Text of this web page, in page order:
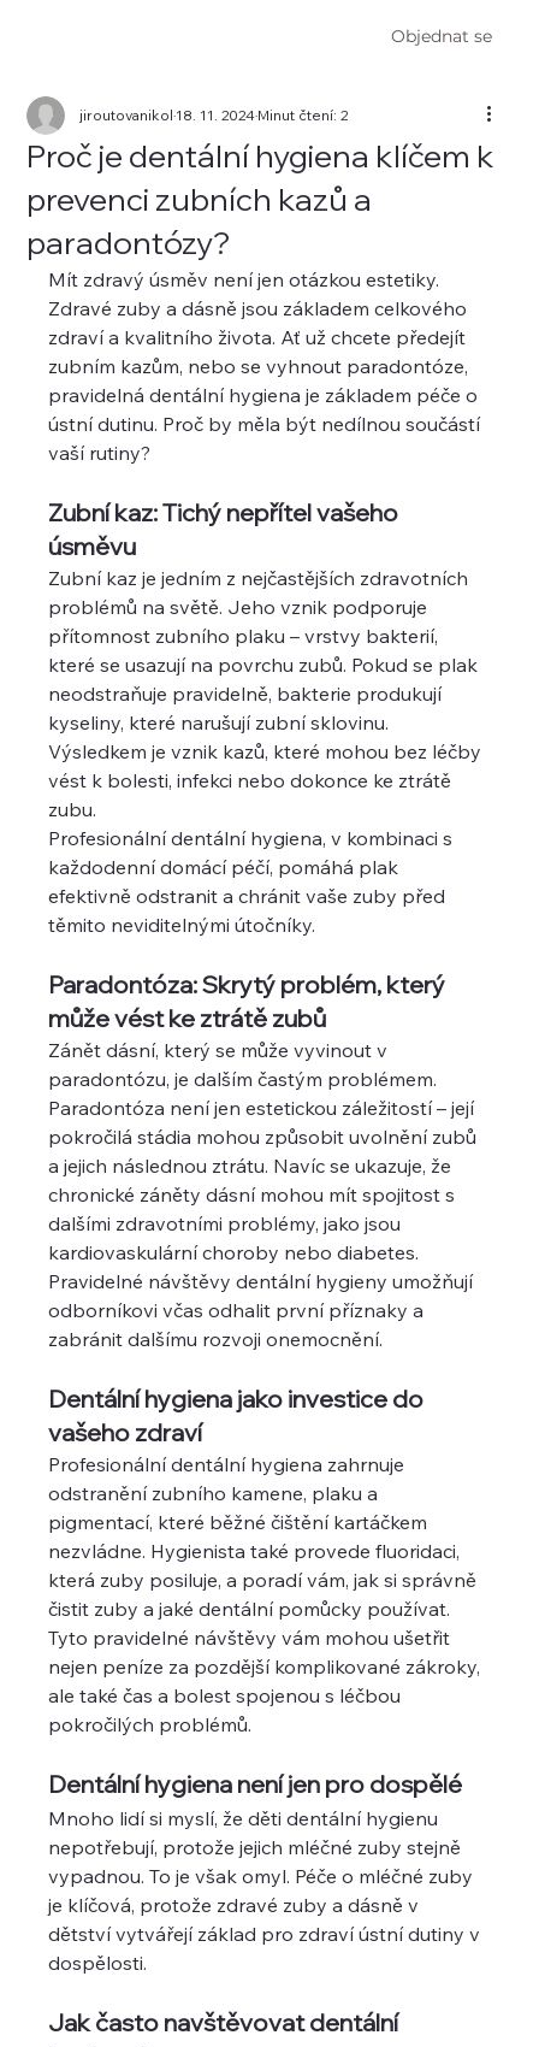
Objednat se
Proč je dentální hygiena klíčem k
prevenci zubních kazů a
paradontózy?
jiroutovanikol18. 11. 2024Minut čtení: 2
Mít zdravý úsměv není jen otázkou estetiky.
Zdravé zuby a dásně jsou základem celkového
zdraví a kvalitního života. Ať už chcete předejít
zubním kazům, nebo se vyhnout paradontóze,
pravidelná dentální hygiena je základem péče o
ústní dutinu. Proč by měla být nedílnou součástí
vaší rutiny?
Zubní kaz: Tichý nepřítel vašeho
úsměvu
Zubní kaz je jedním z nejčastějších zdravotních
problémů na světě. Jeho vznik podporuje
přítomnost zubního plaku – vrstvy bakterií,
které se usazují na povrchu zubů. Pokud se plak
neodstraňuje pravidelně, bakterie produkují
kyseliny, které narušují zubní sklovinu.
Výsledkem je vznik kazů, které mohou bez léčby
vést k bolesti, infekci nebo dokonce ke ztrátě
zubu.
Profesionální dentální hygiena, v kombinaci s
každodenní domácí péčí, pomáhá plak
efektivně odstranit a chránit vaše zuby před
těmito neviditelnými útočníky.
Paradontóza: Skrytý problém, který
může vést ke ztrátě zubů
Zánět dásní, který se může vyvinout v
paradontózu, je dalším častým problémem.
Paradontóza není jen estetickou záležitostí – její
pokročilá stádia mohou způsobit uvolnění zubů
a jejich následnou ztrátu. Navíc se ukazuje, že
chronické záněty dásní mohou mít spojitost s
dalšími zdravotními problémy, jako jsou
kardiovaskulární choroby nebo diabetes.
Pravidelné návštěvy dentální hygieny umožňují
odborníkovi včas odhalit první příznaky a
zabránit dalšímu rozvoji onemocnění.
Dentální hygiena jako investice do
vašeho zdraví
Profesionální dentální hygiena zahrnuje
odstranění zubního kamene, plaku a
pigmentací, které běžné čištění kartáčkem
nezvládne. Hygienista také provede fluoridaci,
která zuby posiluje, a poradí vám, jak si správně
čistit zuby a jaké dentální pomůcky používat.
Tyto pravidelné návštěvy vám mohou ušetřit
nejen peníze za pozdější komplikované zákroky,
ale také čas a bolest spojenou s léčbou
pokročilých problémů.
Dentální hygiena není jen pro dospělé
Mnoho lidí si myslí, že děti dentální hygienu
nepotřebují, protože jejich mléčné zuby stejně
vypadnou. To je však omyl. Péče o mléčné zuby
je klíčová, protože zdravé zuby a dásně v
dětství vytvářejí základ pro zdraví ústní dutiny v
dospělosti.
Jak často navštěvovat dentální